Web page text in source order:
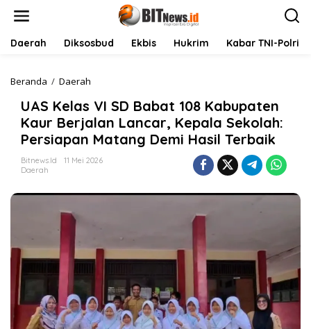
Daerah Diksosbud Ekbis Hukrim Kabar TNI-Polri
Beranda / Daerah
S
K
e
a
I
b
1
0
8
UAS Kelas VI SD Babat 108 Kabupaten
Kaur Berjalan Lancar, Kepala Sekolah:
Persiapan Matang Demi Hasil Terbaik
Bitnews.id
11 Mei 2026
Daerah